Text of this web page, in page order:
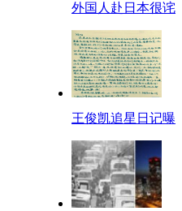
外国人赴日本很诧
王俊凯追星日记曝